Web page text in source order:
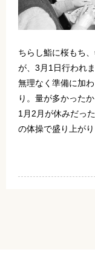
ちらし鮨に桜もち
が、3月1日行われ
無理なく準備に加
り。量が多かった
1月2月が休みだっ
の体操で盛り上がり